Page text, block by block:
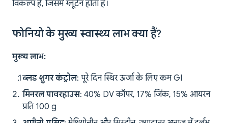
विकल्प है, जिसमें ग्लूटेन होता है।
फोनियो के मुख्य स्वास्थ्य लाभ क्या हैं?
मुख्य लाभ:
ब्लड शुगर कंट्रोल: पूरे दिन स्थिर ऊर्जा के लिए कम GI
मिनरल पावरहाउस: 40% DV कॉपर, 17% जिंक, 15% आयरन
प्रति 100 g